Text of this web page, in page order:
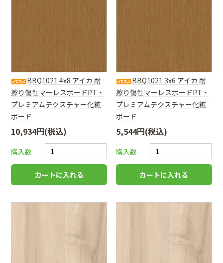
BBQ1021 4x8 アイカ 耐
擦り傷性マーレスボードPT・
プレミアムテクスチャー化粧
ボード
10,934円(税込)
購入数
BBQ1021 3x6 アイカ 耐
擦り傷性マーレスボードPT・
プレミアムテクスチャー化粧
ボード
5,544円(税込)
購入数